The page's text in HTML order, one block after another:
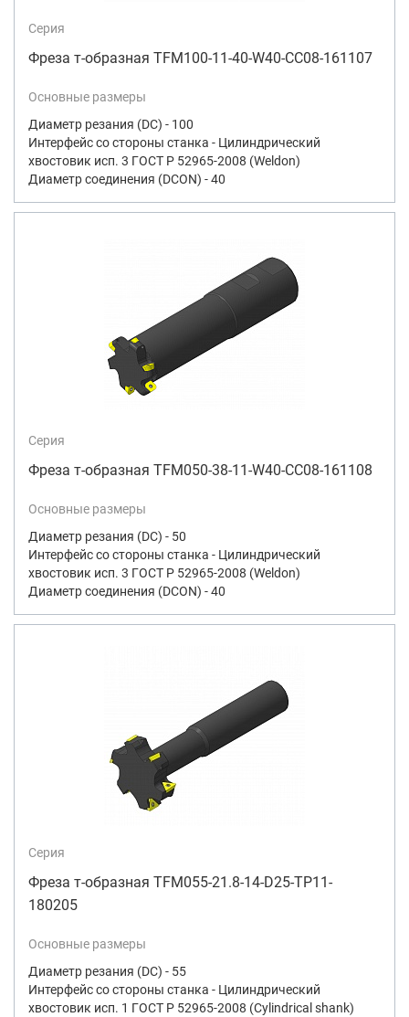
Серия
Фреза т-образная TFM100-11-40-W40-CC08-161107
Основные размеры
Диаметр резания (DC) - 100
Интерфейс со стороны станка - Цилиндрический
хвостовик исп. 3 ГОСТ Р 52965-2008 (Weldon)
Диаметр соединения (DCON) - 40
Серия
Фреза т-образная TFM050-38-11-W40-CC08-161108
Основные размеры
Диаметр резания (DC) - 50
Интерфейс со стороны станка - Цилиндрический
хвостовик исп. 3 ГОСТ Р 52965-2008 (Weldon)
Диаметр соединения (DCON) - 40
Серия
Фреза т-образная TFM055-21.8-14-D25-TP11-
180205
Основные размеры
Диаметр резания (DC) - 55
Интерфейс со стороны станка - Цилиндрический
хвостовик исп. 1 ГОСТ Р 52965-2008 (Cylindrical shank)